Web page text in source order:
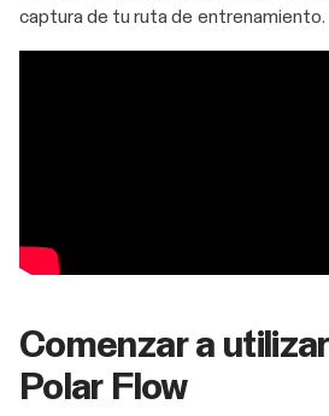
captura de tu ruta de entrenamiento.
Comenzar a
Polar Flow